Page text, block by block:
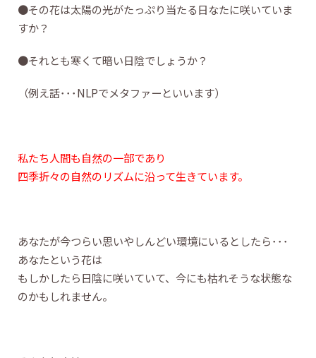
●その花は太陽の光がたっぷり当たる日なたに咲いていま
すか？
●それとも寒くて暗い日陰でしょうか？
（例え話･･･NLPでメタファーといいます）
私たち人間も自然の一部であり
四季折々の自然のリズムに沿って生きています。
あなたが今つらい思いやしんどい環境にいるとしたら･･･
あなたという花は
もしかしたら日陰に咲いていて、今にも枯れそうな状態な
のかもしれません。